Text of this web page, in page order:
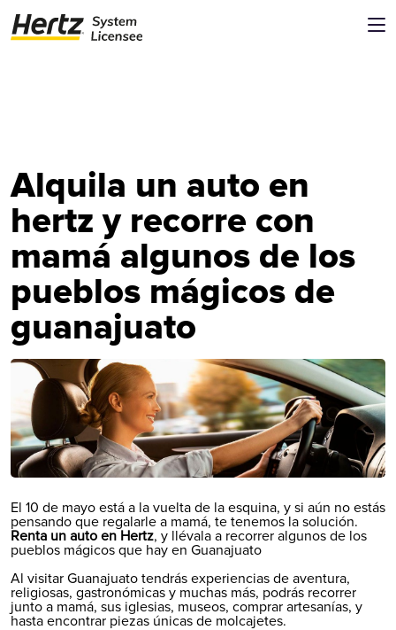
Alquila un auto en
hertz y recorre con
mamá algunos de los
pueblos mágicos de
guanajuato
El 10 de mayo está a la vuelta de la esquina, y si aún no estás
pensando que regalarle a mamá, te tenemos la solución.
Renta un auto en Hertz, y llévala a recorrer algunos de los
pueblos mágicos que hay en Guanajuato
Al visitar Guanajuato tendrás experiencias de aventura,
religiosas, gastronómicas y muchas más, podrás recorrer
junto a mamá, sus iglesias, museos, comprar artesanías, y
hasta encontrar piezas únicas de molcajetes.